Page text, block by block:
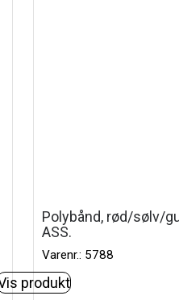
Polybånd, rød/sølv/
ASS.
Varenr.: 5788
produkt